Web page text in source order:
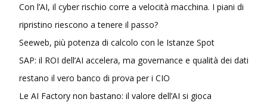
Con l’AI, il cyber rischio corre a velocità macchina. I piani di
ripristino riescono a tenere il passo?
Seeweb, più potenza di calcolo con le Istanze Spot
SAP: il ROI dell’AI accelera, ma governance e qualità dei dati
restano il vero banco di prova per i CIO
Le AI Factory non bastano: il valore dell’AI si gioca